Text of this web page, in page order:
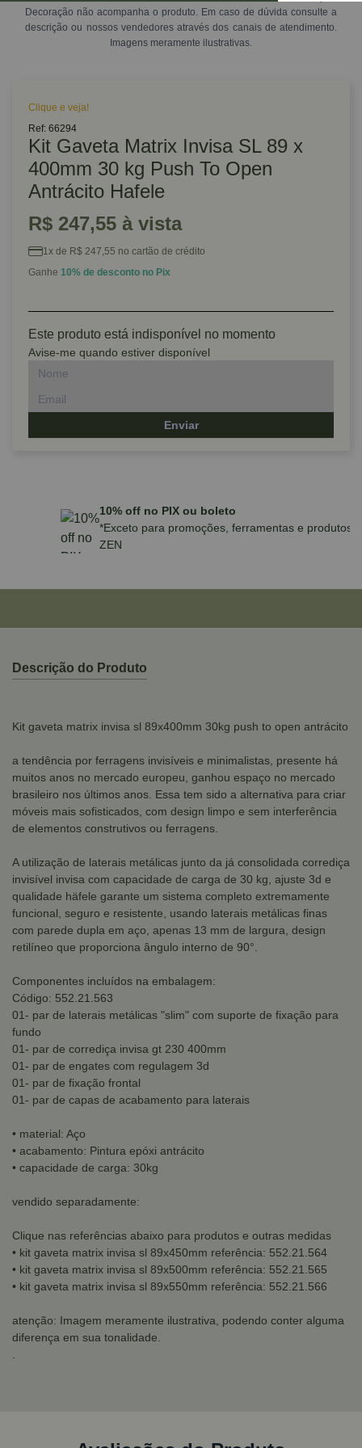
Decoração não acompanha o produto. Em caso de dúvida consulte a
descrição ou nossos vendedores através dos canais de atendimento.
Imagens meramente ilustrativas.
Clique e veja!
Ref: 66294
Kit Gaveta Matrix Invisa SL 89 x
400mm 30 kg Push To Open
Antrácito Hafele
R$ 247,55 à vista
1x de R$ 247,55 no cartão de crédito
Ganhe 10% de desconto no Pix
Este produto está indisponível no momento
Avise-me quando estiver disponível
Enviar
Parcele em até 10x sem juros no cartão
para compras acima de R$590,00
Descrição do Produto
Kit gaveta matrix invisa sl 89x400mm 30kg push to open antrácito
a tendência por ferragens invisíveis e minimalistas, presente há
muitos anos no mercado europeu, ganhou espaço no mercado
brasileiro nos últimos anos. Essa tem sido a alternativa para criar
móveis mais sofisticados, com design limpo e sem interferência
de elementos construtivos ou ferragens.
A utilização de laterais metálicas junto da já consolidada corrediça
invisível invisa com capacidade de carga de 30 kg, ajuste 3d e
qualidade häfele garante um sistema completo extremamente
funcional, seguro e resistente, usando laterais metálicas finas
com parede dupla em aço, apenas 13 mm de largura, design
retilíneo que proporciona ângulo interno de 90°.
Componentes incluídos na embalagem:
Código: 552.21.563
01- par de laterais metálicas "slim" com suporte de fixação para
fundo
01- par de corrediça invisa gt 230 400mm
01- par de engates com regulagem 3d
01- par de fixação frontal
01- par de capas de acabamento para laterais
• material: Aço
• acabamento: Pintura epóxi antrácito
• capacidade de carga: 30kg
vendido separadamente:
Clique nas referências abaixo para produtos e outras medidas
• kit gaveta matrix invisa sl 89x450mm referência: 552.21.564
• kit gaveta matrix invisa sl 89x500mm referência: 552.21.565
• kit gaveta matrix invisa sl 89x550mm referência: 552.21.566
atenção: Imagem meramente ilustrativa, podendo conter alguma
diferença em sua tonalidade.